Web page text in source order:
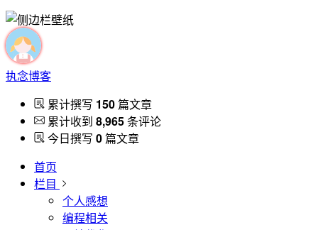
执念博客
累计撰写 150篇文章
累计收到 8,965条评论
今日撰写 0篇文章
首页
栏目
个人感想
编程相关